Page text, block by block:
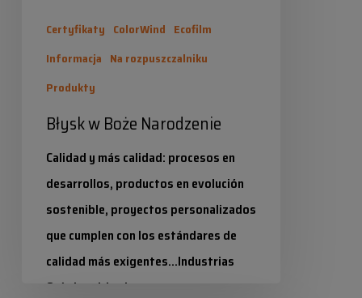
Certyfikaty ColorWind Ecofilm
Informacja Na rozpuszczalniku
Produkty
Błysk w Boże Narodzenie
Calidad y más calidad: procesos en
desarrollos, productos en evolución
sostenible, proyectos personalizados
que cumplen con los estándares de
calidad más exigentes...Industrias
Químicas Iris sigue…